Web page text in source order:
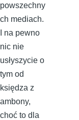
powszechny
ch mediach.
I na pewno
nic nie
usłyszycie o
tym od
księdza z
ambony,
choć to dla